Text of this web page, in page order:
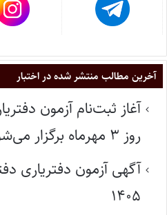
آخرین مطالب منتشر شده در اختبار
روز ۳ مهرماه برگزار می‌شود
آگهی آزمون دفتریاری
۱۴۰۵